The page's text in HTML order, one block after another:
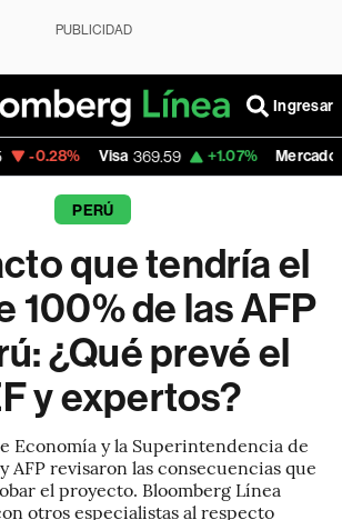
PUBLICIDAD
Ingresar
369.59 +1.07% MercadoLibre 1,890.05
PERÚ
que tendría el
100% de las AFP
¿Qué prevé el
y expertos?
Economía y la Superintendencia de
AFP revisaron las consecuencias que
el proyecto. Bloomberg Línea
otros especialistas al respecto